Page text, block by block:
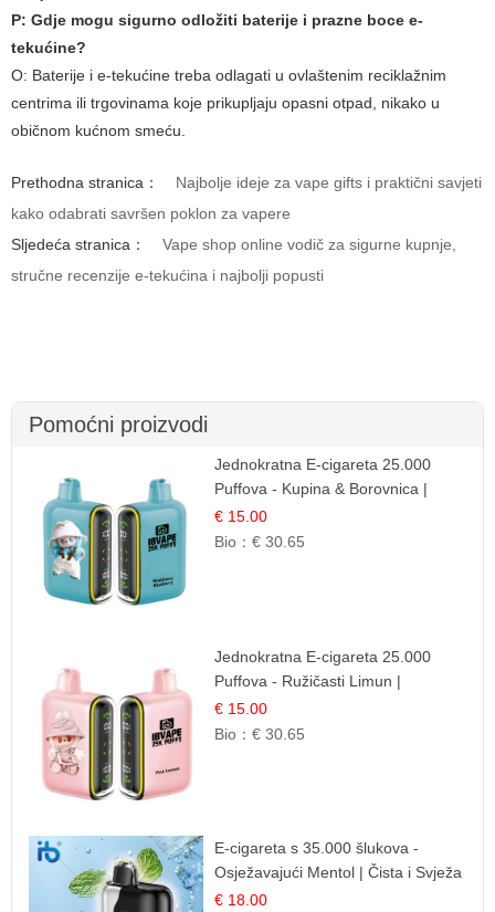
P: Gdje mogu sigurno odložiti baterije i prazne boce e-
tekućine?
O: Baterije i e-tekućine treba odlagati u ovlaštenim reciklažnim
centrima ili trgovinama koje prikupljaju opasni otpad, nikako u
običnom kućnom smeću.
Prethodna stranica：
Najbolje ideje za vape gifts i praktični savjeti
kako odabrati savršen poklon za vapere
Sljedeća stranica：
Vape shop online vodič za sigurne kupnje,
stručne recenzije e-tekućina i najbolji popusti
Pomoćni proizvodi
Jednokratna E-cigareta 25.000
Puffova - Kupina & Borovnica |
Šumska Voćna Mješavina
€ 15.00
Bio：€ 30.65
Jednokratna E-cigareta 25.000
Puffova - Ružičasti Limun |
Osježavajuća Citrusna Aroma
€ 15.00
Bio：€ 30.65
E-cigareta s 35.000 šlukova -
Osježavajući Mentol | Čista i Svježa
Okus
€ 18.00